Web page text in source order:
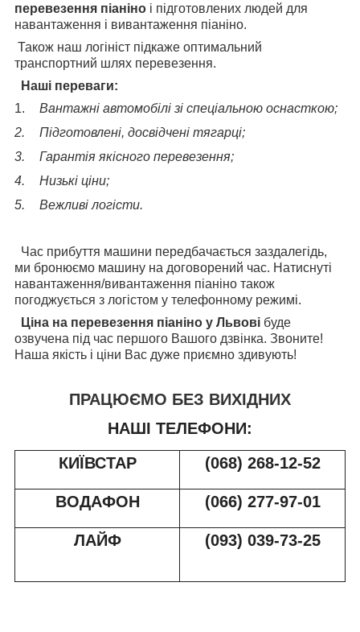
перевезення піаніно і підготовлених людей для
навантаження і вивантаження піаніно.
Також наш логініст підкаже оптимальний
транспортний шлях перевезення.
Наші переваги:
1.
Вантажні автомобілі зі спеціальною оснасткою;
2.
Підготовлені, досвідчені тягарці;
3.
Гарантія якісного перевезення;
4.
Низькі ціни;
5.
Вежливі логісти.
Час прибуття машини передбачається заздалегідь,
ми бронюємо машину на договорений час. Натиснуті
навантаження/вивантаження піаніно також
погоджується з логістом у телефонному режимі.
Ціна на перевезення піаніно у Львові буде
озвучена під час першого Вашого дзвінка. Звоните!
Наша якість і ціни Вас дуже приємно здивують!
ПРАЦЮЄМО БЕЗ ВИХІДНИХ
НАШІ ТЕЛЕФОНИ:
КИЇВСТАР
(068) 268-12-52
ВОДАФОН (066) 277-97-01
ЛАЙФ (093) 039-73-25